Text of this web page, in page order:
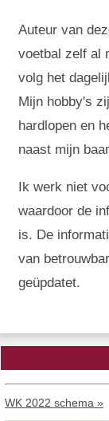
Auteur van
voetbal zelf al
volg het
Mijn hobby's
hardlopen en
naast mijn
Ik werk niet
waardoor de
is. De
van
geüpdatet.
WK 2022 schema »